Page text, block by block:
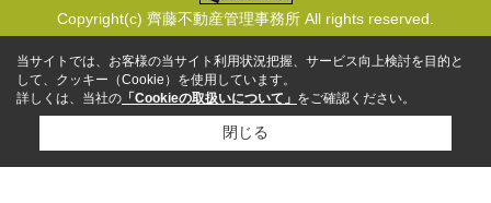
Copyright(c) 齊藤不動産管理事務所 All rights reserved.
当サイトでは、お客様の当サイト利用状況把握、サービス向上検討を目的と
して、クッキー（Cookie）を使用しています。
詳しくは、当社の 「Cookieの取扱いについて」 をご確認ください。
閉じる